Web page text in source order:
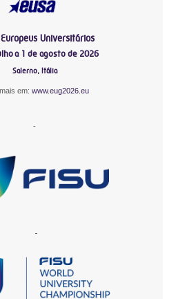
Universitários
a 1 de agosto de 2026
Salerno, Itália
em:www.eug2026.eu
-
-